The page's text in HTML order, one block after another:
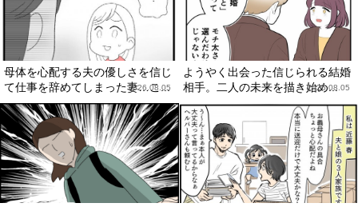
母体を心配する夫の優しさを信じ
て仕事を辞めてしまった妻…こ...
2026.08.05
ようやく出会った信じられる結婚
相手。二人の未来を描き始め...
2026.08.05